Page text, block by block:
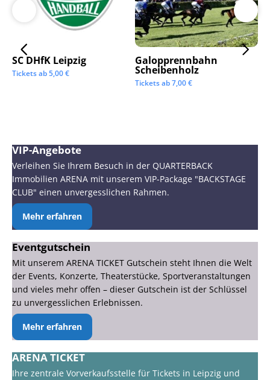
SC DHfK Leipzig
Tickets ab5,00€
Galopprennbahn
Scheibenholz
Tickets ab7,00€
VIP-Angebote
Verleihen Sie Ihrem Besuch in der QUARTERBACK
Immobilien ARENA mit unserem VIP-Package "BACKSTAGE
CLUB" einen unvergesslichen Rahmen.
Mehr erfahren
Eventgutschein
Mit unserem ARENA TICKET Gutschein steht Ihnen die Welt
der Events, Konzerte, Theaterstücke, Sportveranstaltungen
und vieles mehr offen – dieser Gutschein ist der Schlüssel
zu unvergesslichen Erlebnissen.
Mehr erfahren
ARENA TICKET
Ihre zentrale Vorverkaufsstelle für Tickets in Leipzig und